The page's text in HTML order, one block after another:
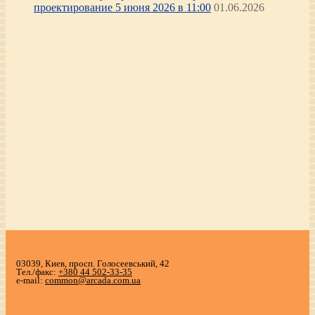
проектирование 5 июня 2026 в 11:00 01.06.2026
03039, Киев, просп. Голосеевський, 42
Тел./факс: +380 44 502-33-35
e-mail: common@arcada.com.ua